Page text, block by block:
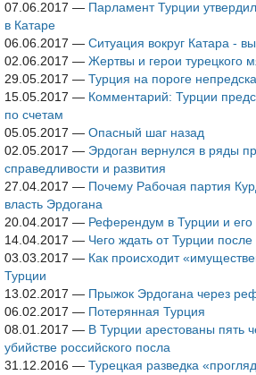
07.06.2017 — Парламент Турции
в Катаре
06.06.2017 — Ситуация вокруг Катара -
02.06.2017 — Жертвы и герои турецкого
29.05.2017 — Турция на пороге
15.05.2017 — Комментарий: Турции
по счетам
05.05.2017 — Опасный шаг назад
02.05.2017 — Эрдоган вернулся в ряды
справедливости и развития
27.04.2017 — Почему Рабочая партия
власть Эрдогана
20.04.2017 — Референдум в Турции и его
14.04.2017 — Чего ждать от Турции
03.03.2017 — Как происходит
Турции
13.02.2017 — Прыжок Эрдогана через
06.02.2017 — Потерянная Турция
08.01.2017 — В Турции арестованы пять
убийстве российского посла
31.12.2016 — Турецкая разведка